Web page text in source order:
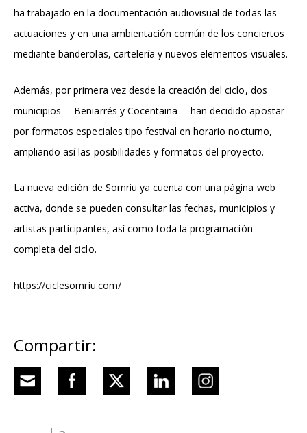
ha trabajado en la documentación audiovisual de todas las
actuaciones y en una ambientación común de los conciertos
mediante banderolas, cartelería y nuevos elementos visuales.
Además, por primera vez desde la creación del ciclo, dos
municipios —Beniarrés y Cocentaina— han decidido apostar
por formatos especiales tipo festival en horario nocturno,
ampliando así las posibilidades y formatos del proyecto.
La nueva edición de Somriu ya cuenta con una página web
activa, donde se pueden consultar las fechas, municipios y
artistas participantes, así como toda la programación
completa del ciclo.
https://ciclesomriu.com/
Compartir: